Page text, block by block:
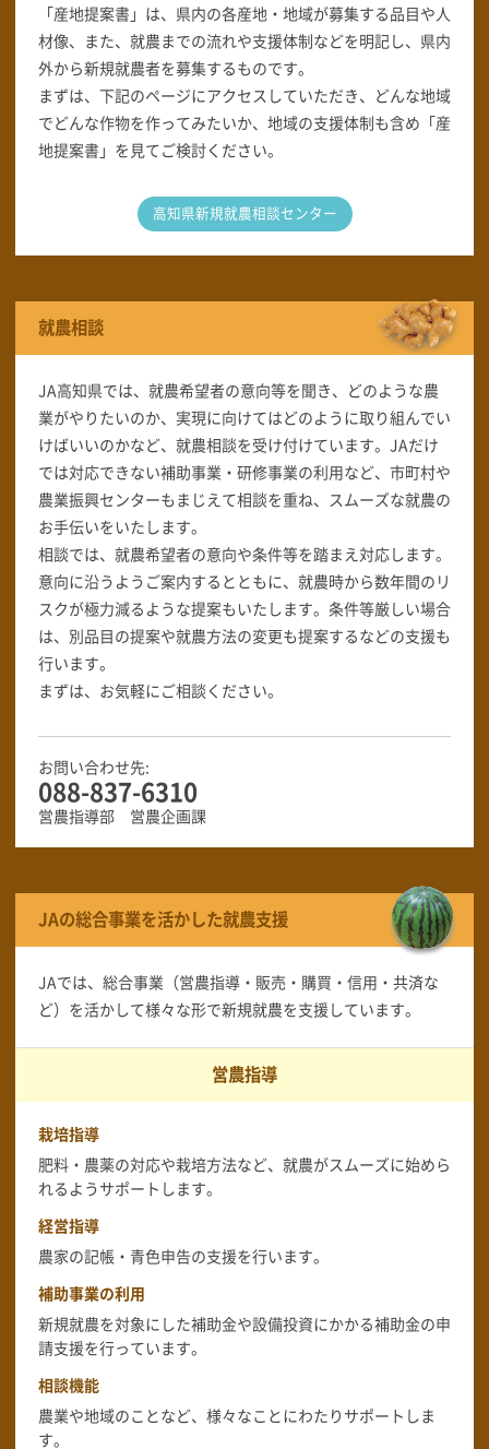
「産地提案書」は、県内の各産地・地域が募集する品目や人
材像、また、就農までの流れや支援体制などを明記し、県内
外から新規就農者を募集するものです。
まずは、下記のページにアクセスしていただき、どんな地域
でどんな作物を作ってみたいか、地域の支援体制も含め「産
地提案書」を見てご検討ください。
高知県新規就農相談センター
就農相談
JA高知県では、就農希望者の意向等を聞き、どのような農
業がやりたいのか、実現に向けてはどのように取り組んでい
けばいいのかなど、就農相談を受け付けています。JAだけ
では対応できない補助事業・研修事業の利用など、市町村や
農業振興センターもまじえて相談を重ね、スムーズな就農の
お手伝いをいたします。
相談では、就農希望者の意向や条件等を踏まえ対応します。
意向に沿うようご案内するとともに、就農時から数年間のリ
スクが極力減るような提案もいたします。条件等厳しい場合
は、別品目の提案や就農方法の変更も提案するなどの支援も
行います。
まずは、お気軽にご相談ください。
お問い合わせ先:
088-837-6310
営農指導部 営農企画課
JAの総合事業を活かした就農支援
JAでは、総合事業（営農指導・販売・購買・信用・共済な
ど）を活かして様々な形で新規就農を支援しています。
営農指導
栽培指導
肥料・農薬の対応や栽培方法など、就農がスムーズに始めら
れるようサポートします。
経営指導
農家の記帳・青色申告の支援を行います。
補助事業の利用
新規就農を対象にした補助金や設備投資にかかる補助金の申
請支援を行っています。
相談機能
農業や地域のことなど、様々なことにわたりサポートしま
す。